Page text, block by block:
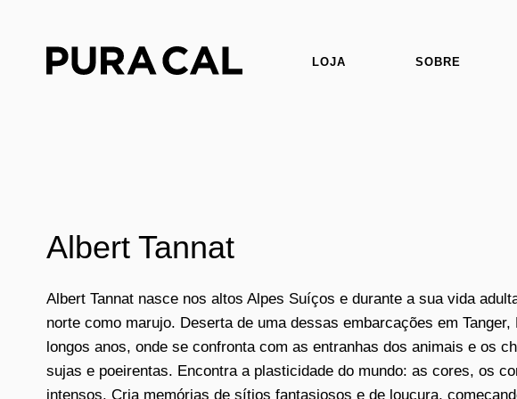
LOJA SOBRE
Albert Tannat
Albert Tannat nasce nos altos Alpes Suíços e durante a sua vida
norte como marujo. Deserta de uma dessas embarcações em
longos anos, onde se confronta com as entranhas dos animais e os
sujas e poeirentas. Encontra a plasticidade do mundo: as cores, os
intensos. Cria memórias de sítios fantasiosos e de loucura,